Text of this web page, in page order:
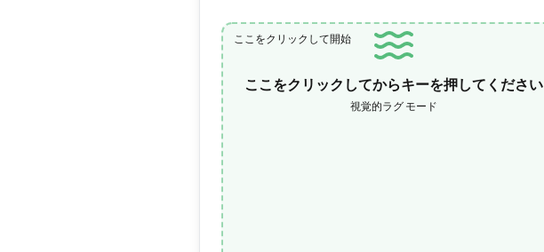
ここをクリックして開始
ここをクリックしてからキーを押してください
視覚的ラグ モード